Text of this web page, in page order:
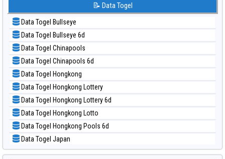
📊 Statistik Sydney Pools 6d
📊 Statistik Taipei
📊 Statistik Taiwan
📝 Pola Dasar Kuda Lari
📝 Pola Dasar Magnum Cambodia
📝 Pola Dasar Nagoya
📝 Pola Dasar North Carolina Day
📝 Pola Dasar Pcso
📝 Pola Dasar Sao Paulo
📝 Pola Dasar Singapore
📝 Pola Dasar Sydney
📝 Pola Dasar Sydney Lottery
📝 Pola Dasar Sydney Lottery 6d
📝 Pola Dasar Sydney Lotto
📝 Data Togel
Data Togel Bullseye
Data Togel Bullseye 6d
Data Togel Chinapools
Data Togel Chinapools 6d
Data Togel Hongkong
Data Togel Hongkong Lottery
Data Togel Hongkong Lottery 6d
Data Togel Hongkong Lotto
Data Togel Hongkong Pools 6d
Data Togel Japan
Data Togel Japan 6d